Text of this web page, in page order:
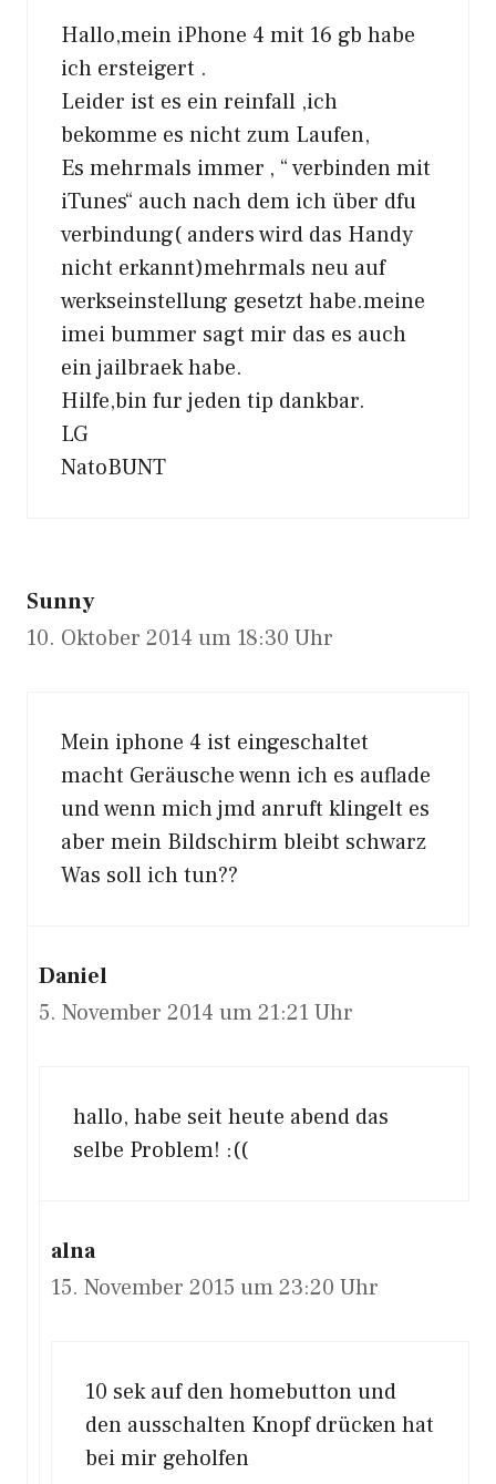
Hallo,mein iPhone 4 mit 16 gb habe
ich ersteigert .
Leider ist es ein reinfall ,ich
bekomme es nicht zum Laufen,
Es mehrmals immer ‚ “ verbinden mit
iTunes“ auch nach dem ich über dfu
verbindung( anders wird das Handy
nicht erkannt)mehrmals neu auf
werkseinstellung gesetzt habe.meine
imei bummer sagt mir das es auch
ein jailbraek habe.
Hilfe,bin fur jeden tip dankbar.
LG
NatoBUNT
Sunny
10. Oktober 2014 um 18:30 Uhr
Mein iphone 4 ist eingeschaltet
macht Geräusche wenn ich es auflade
und wenn mich jmd anruft klingelt es
aber mein Bildschirm bleibt schwarz
Was soll ich tun??
Daniel
5. November 2014 um 21:21 Uhr
hallo, habe seit heute abend das
selbe Problem! :((
alna
15. November 2015 um 23:20 Uhr
10 sek auf den homebutton und
den ausschalten Knopf drücken hat
bei mir geholfen